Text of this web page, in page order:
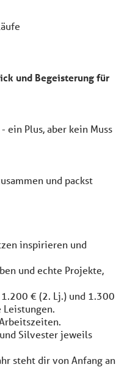
und Begeisterung für
ein Plus, aber kein Muss
und packst
inspirieren und
und echte Projekte,
€ (2. Lj.) und 1.300
Leistungen.
Silvester jeweils
steht dir von Anfang an